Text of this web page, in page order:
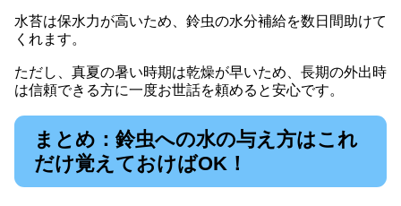
水苔は保水力が高いため、鈴虫の水分補給を数日間助けて
くれます。
ただし、真夏の暑い時期は乾燥が早いため、長期の外出時
は信頼できる方に一度お世話を頼めると安心です。
まとめ：鈴虫への水の与え方はこれ
だけ覚えておけばOK！